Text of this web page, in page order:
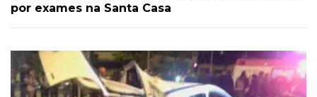
por exames na Santa Casa